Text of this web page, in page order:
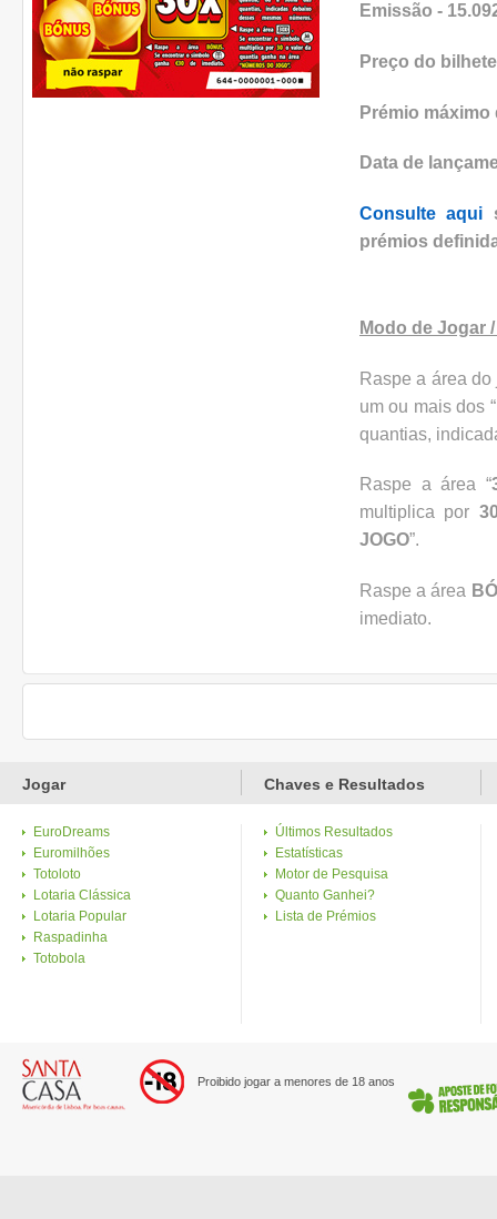
Emissão -
Preço do
Prémio máximo
Data de
Consulte aqui
prémios
Modo de Jogar
Raspe a área
um ou mais dos “
quantias,
Raspe a área “
multiplica por
JOGO”.
Raspe a área
imediato.
Jogar
EuroDreams
Euromilhões
Totoloto
Lotaria Clássica
Lotaria Popular
Raspadinha
Totobola
Chaves e Resultados
Últimos Resultados
Estatísticas
Motor de Pesquisa
Quanto Ganhei?
Lista de Prémios
Proibido jogar a menores de 18 anos